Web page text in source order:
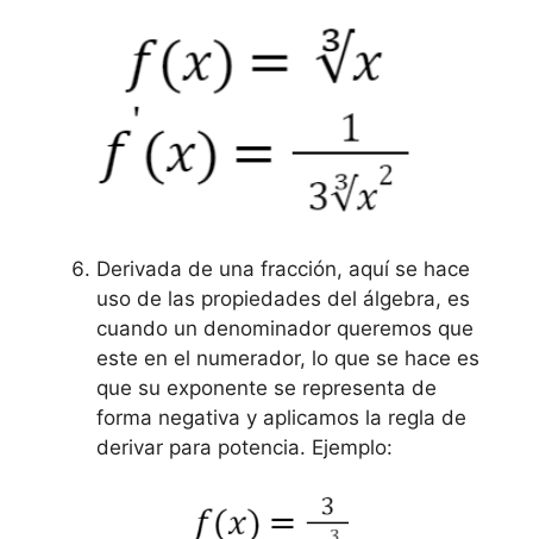
Derivada de una fracción, aquí se hace
uso de las propiedades del álgebra, es
cuando un denominador queremos que
este en el numerador, lo que se hace es
que su exponente se representa de
forma negativa y aplicamos la regla de
derivar para potencia. Ejemplo: